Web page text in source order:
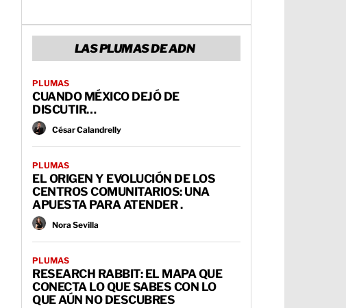
LAS PLUMAS DE ADN
PLUMAS
CUANDO MÉXICO DEJÓ DE
DISCUTIR…
César Calandrelly
PLUMAS
EL ORIGEN Y EVOLUCIÓN DE LOS
CENTROS COMUNITARIOS: UNA
APUESTA PARA ATENDER .
Nora Sevilla
PLUMAS
RESEARCH RABBIT: EL MAPA QUE
CONECTA LO QUE SABES CON LO
QUE AÚN NO DESCUBRES